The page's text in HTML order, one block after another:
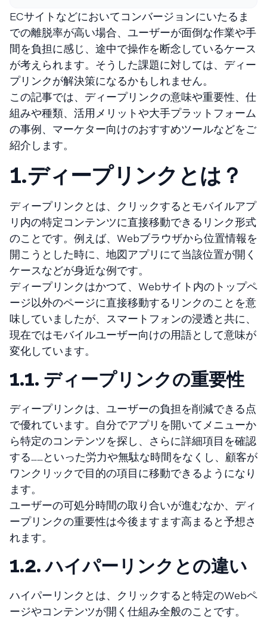
ECサイトなどにおいてコンバージョンにいたるま
での離脱率が高い場合、ユーザーが面倒な作業や手
間を負担に感じ、途中で操作を断念しているケース
が考えられます。そうした課題に対しては、ディー
プリンクが解決策になるかもしれません。
この記事では、ディープリンクの意味や重要性、仕
組みや種類、活用メリットや大手プラットフォーム
の事例、マーケター向けのおすすめツールなどをご
紹介します。
1.ディープリンクとは？
ディープリンクとは、クリックするとモバイルアプ
リ内の特定コンテンツに直接移動できるリンク形式
のことです。例えば、Webブラウザから位置情報を
開こうとした時に、地図アプリにて当該位置が開く
ケースなどが身近な例です。
ディープリンクはかつて、Webサイト内のトップペ
ージ以外のページに直接移動するリンクのことを意
味していましたが、スマートフォンの浸透と共に、
現在ではモバイルユーザー向けの用語として意味が
変化しています。
1.1. ディープリンクの重要性
ディープリンクは、ユーザーの負担を削減できる点
で優れています。自分でアプリを開いてメニューか
ら特定のコンテンツを探し、さらに詳細項目を確認
する……といった労力や無駄な時間をなくし、顧客が
ワンクリックで目的の項目に移動できるようになり
ます。
ユーザーの可処分時間の取り合いが進むなか、ディ
ープリンクの重要性は今後ますます高まると予想さ
れます。
1.2. ハイパーリンクとの違い
ハイパーリンクとは、クリックすると特定のWebペ
ージやコンテンツが開く仕組み全般のことです。